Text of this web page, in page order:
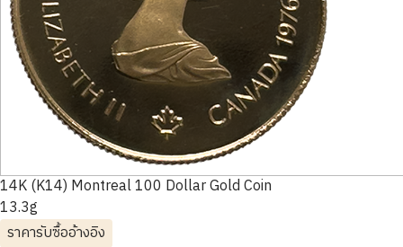
14K (K14) Montreal 100 Dollar Gold Coin
13.3g
ราคารับซื้ออ้างอิง